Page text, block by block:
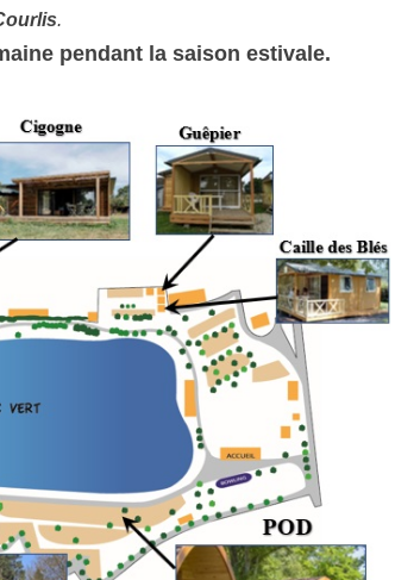
.
pendant la saison estivale.